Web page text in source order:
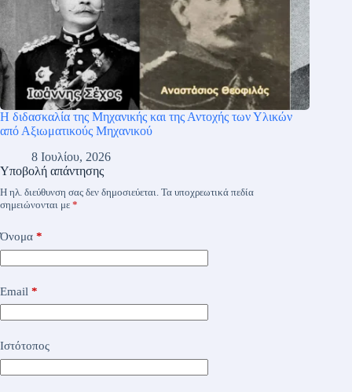
Η διδασκαλία της Μηχανικής και της Αντοχής των Υλικών
από Αξιωματικούς Μηχανικού
8 Ιουλίου, 2026
Υποβολή απάντησης
Η ηλ. διεύθυνση σας δεν δημοσιεύεται. Τα υποχρεωτικά πεδία
σημειώνονται με *
Όνομα *
Email *
Ιστότοπος